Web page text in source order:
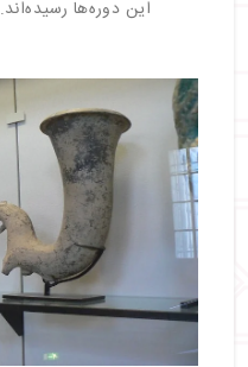
این دوره‌ها رسیده‌اند.